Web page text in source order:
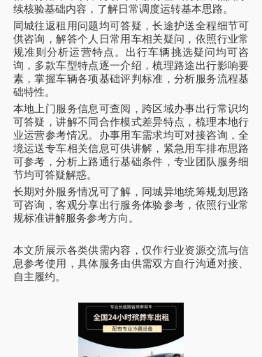
续核验基础内容，了解日常调度运转基本思路。
同城往返租用问题均可答疑，长途护送全程细节可
供咨询，解答个人日常用车相关疑问，依照行业常
规准则分析运营特点。出行车辆挑选疑问均可咨
询，多款车型特点逐一介绍，梳理路途出行影响要
素，掌握车辆各项基础评判标准，分析服务流程基
础特性。
本地上门服务信息可查阅，跨区域办事出行常识均
可答疑，讲解不同合作模式差异特点，梳理本地行
业运营参考情况。办事用车需求均可对接咨询，全
境运送专车相关信息可供讲解，紧急用车排布思路
可参考，分析上路通行基础条件，专业团队服务细
节均可答疑解惑。
长期对外服务情况可了解，同城异地统筹规划思路
可咨询，客观分享出行服务体验参考，依照行业常
规标准讲解服务参考方向。
本文所展示各类供需内容，仅作行业资源交流与信
息参考使用，具体服务由供需双方自行沟通对接、
自主履约。